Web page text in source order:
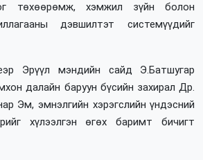
төхөөрөмж, хэмжил зүйн болон
дэвшилтэт системүүдийг
Эрүүл мэндийн сайд Э.Батшугар
далайн баруун бүсийн захирал Др.
Эм, эмнэлгийн хэрэгслийн үндэсний
хүлээлгэн өгөх баримт бичигт